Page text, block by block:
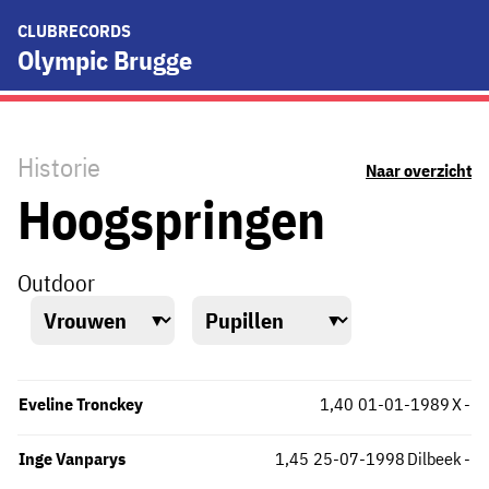
CLUBRECORDS
Olympic Brugge
Historie Naar overzicht
Hoogspringen
Outdoor
Eveline Tronckey X
1,40 -
01-01-1989
Inge Vanparys Dilbeek
1,45 -
25-07-1998